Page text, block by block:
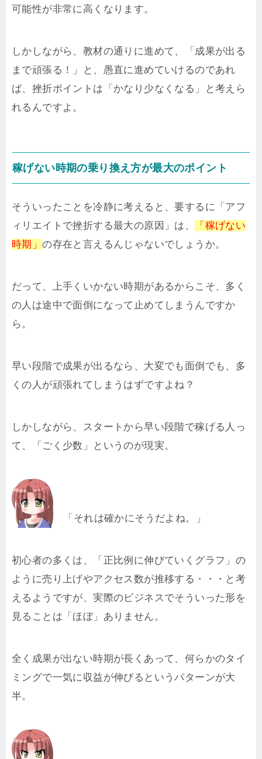
可能性が非常に高くなります。
しかしながら、教材の通りに進めて、「成果が出る
まで頑張る！」と、愚直に進めていけるのであれ
ば、挫折ポイントは「かなり少なくなる」と考えら
れるんですよ。
稼げない時期の乗り換え方が最大のポイント
そういったことを冷静に考えると、要するに「アフ
ィリエイトで挫折する最大の原因」は、
「稼げない
時期」の存在と言えるんじゃないでしょうか。
だって、上手くいかない時期があるからこそ、多く
の人は途中で面倒になって止めてしまうんですか
ら。
早い段階で成果が出るなら、大変でも面倒でも、多
くの人が頑張れてしまうはずですよね？
しかしながら、スタートから早い段階で稼げる人っ
て、「ごく少数」というのが現実。
「それは確かにそうだよね。」
初心者の多くは、「正比例に伸びていくグラフ」の
ように売り上げやアクセス数が推移する・・・と考
えるようですが、実際のビジネスでそういった形を
見ることは「ほぼ」ありません。
全く成果が出ない時期が長くあって、何らかのタイ
ミングで一気に収益が伸びるというパターンが大
半。